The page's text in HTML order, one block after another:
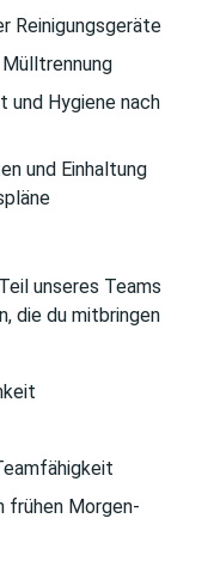
Reinigungsgeräte
und Hygiene nach
und Einhaltung
unseres Teams
die du mitbringen
frühen Morgen-